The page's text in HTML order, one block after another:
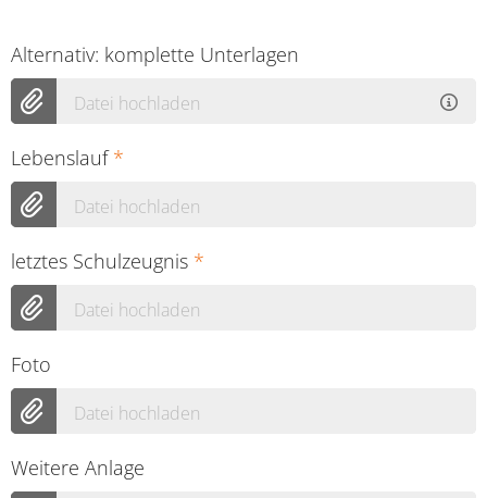
Alternativ: komplette Unterlagen
Datei hochladen
Lebenslauf*
Datei hochladen
letztes Schulzeugnis *
Datei hochladen
Foto
Datei hochladen
Weitere Anlage